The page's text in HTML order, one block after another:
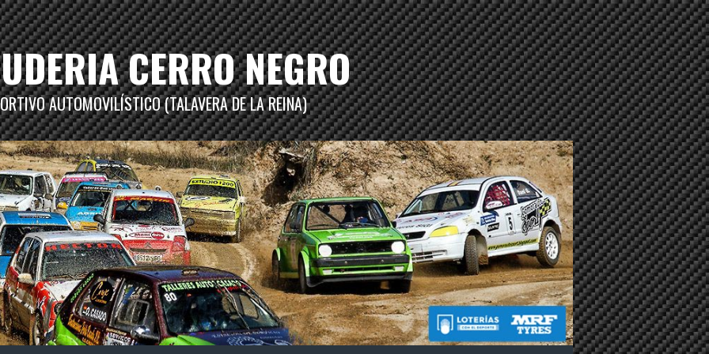
CERRO NEGRO
AUTOMOVILÍSTICO (TALAVERA DE LA REINA)